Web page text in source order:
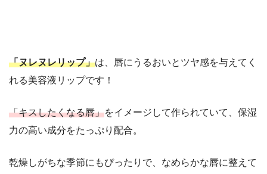
「ヌレヌレリップ」は、唇にうるおいとツヤ感を与えてく
れる美容液リップです！
「キスしたくなる唇」をイメージして作られていて、保湿
力の高い成分をたっぷり配合。
乾燥しがちな季節にもぴったりで、なめらかな唇に整えて